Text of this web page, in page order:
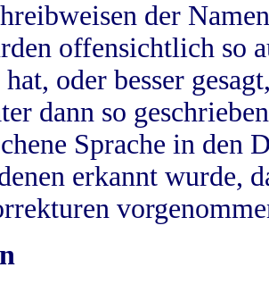
der
offensichtlich so
oder besser
dann so
Sprache in
erkannt wurde,